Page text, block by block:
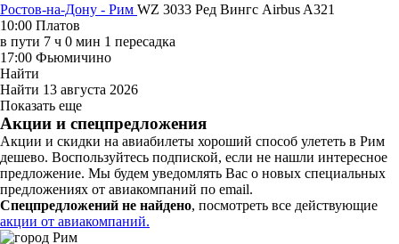
Ростов-на-Дону - Рим WZ 3033 Ред Вингс Airbus A321
10:00 Платов
в пути 7 ч 0 мин 1 пересадка
17:00 Фьюмичино
Найти
Найти 13 августа 2026
Показать еще
Акции и спецпредложения
Акции и скидки на авиабилеты хороший способ улететь в Рим
дешево. Воспользуйтесь подпиской, если не нашли интересное
предложение. Мы будем уведомлять Вас о новых специальных
предложениях от авиакомпаний по email.
Спецпредложений не найдено, посмотреть все действующие
акции от авиакомпаний.